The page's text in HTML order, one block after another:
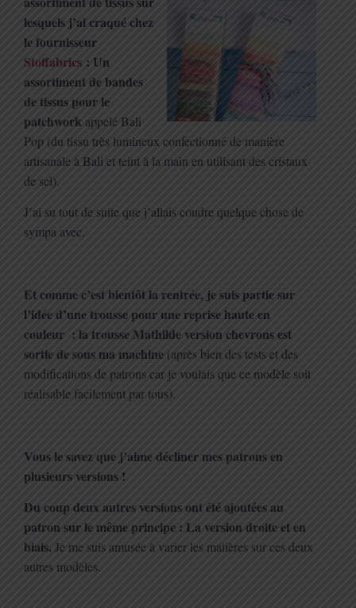
lesquels j’ai craqué chez
le fournisseur
Stoffabrics : Un
assortiment de bandes
de tissus pour le
patchworkappelé Bali
Pop (du tissu très lumineux confectionné de manière
artisanale à Bali et teint à la main en utilisant des cristaux
de sel).
J’ai su tout de suite que j’allais coudre quelque chose de
sympa avec.
Et comme c’est bientôt la rentrée, je suis partie sur
l’idée d’une trousse pour une reprise haute en
couleur : la trousse Mathilde version chevrons est
sortie de sous ma machine (après bien des tests et des
modifications de patrons car je voulais que ce modèle soit
réalisable facilement par tous).
Vous le savez que j’aime décliner mes patrons en
plusieurs versions !
Du coup deux autres versions ont été ajoutées au
patron sur le même principe : La version droite et en
biais. Je me suis amusée à varier les matières sur ces deux
autres modèles.